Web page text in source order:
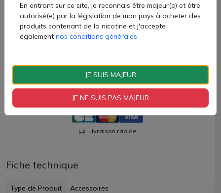
Cette protection de verre iTank 2 est disponible chez
AZVape à l'unité dans de nombreux coloris.
2,60 €
AJOUTER À MON PANIER
Paiement 100% sécurisé
Livraison rapide
Fiche technique
Type de Produit Accessoires
En entrant sur ce site, je reconnais être majeur(e) et être
autorisé(e) par la législation de mon pays à acheter des
produits contenant de la nicotine et j'accepte
également nos conditions générales
JE SUIS MAJEUR
JE NE SUIS PAS MAJEUR